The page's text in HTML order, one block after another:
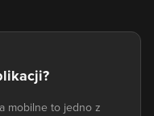
mobilne to jedno z